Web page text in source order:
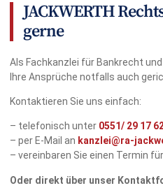
JACKWERTH
gerne
Als Fachkanzlei für Bankrecht
Ihre Ansprüche notfalls auch
Kontaktieren Sie uns einfach:
– telefonisch unter 0551/ 29 17
– per E-Mail an kanzlei@ra-
– vereinbaren Sie einen Termin
Oder direkt über unser